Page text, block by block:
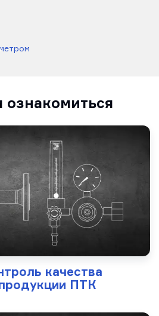
качества
ПТК